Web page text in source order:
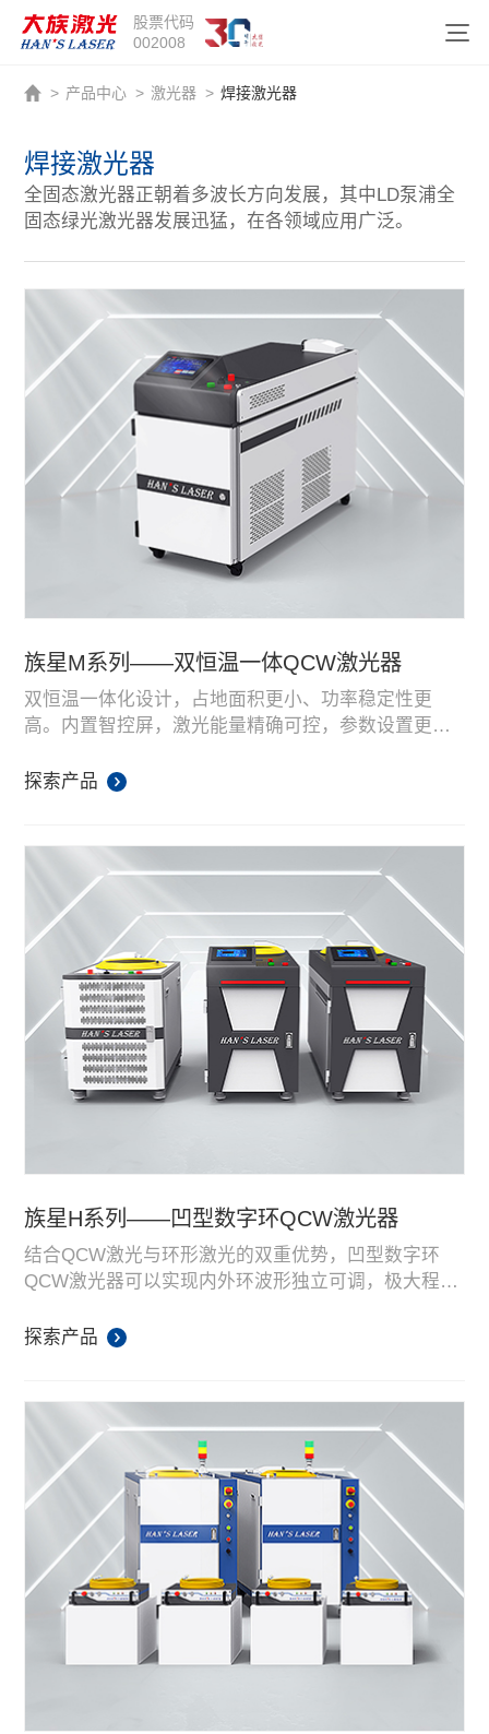
股票代码
002008
> 产品中心 > 激光器 > 焊接激光器
焊接激光器
全固态激光器正朝着多波长方向发展，其中LD泵浦全
固态绿光激光器发展迅猛，在各领域应用广泛。
族星M系列——双恒温一体QCW激光器
双恒温一体化设计，占地面积更小、功率稳定性更
高。内置智控屏，激光能量精确可控，参数设置更为
频率，可以满足更高速度焊接需求。采用先进的光斑
探索产品
族星H系列——凹型数字环QCW激光器
结合QCW激光与环形激光的双重优势，凹型数字环
QCW激光器可以实现内外环波形独立可调，极大程度
特的输出光斑配比，可以实现紫铜、铝合金等高反材
探索产品